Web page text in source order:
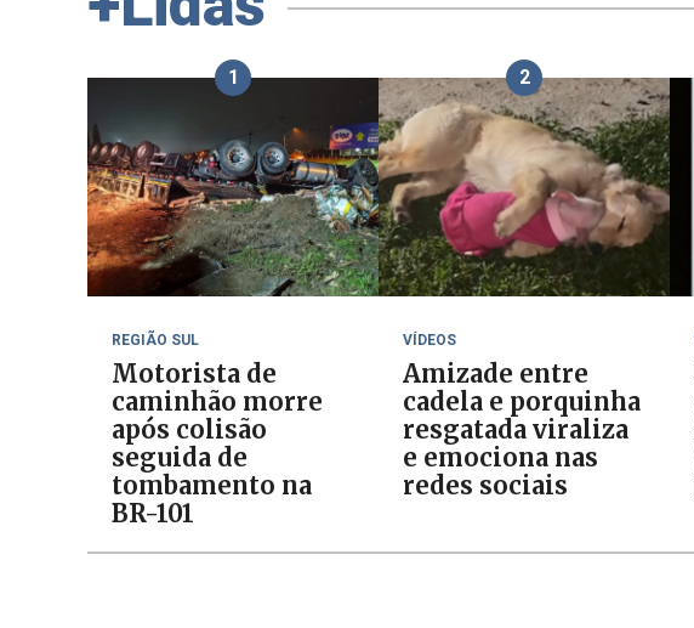
1
REGIÃO SUL
Motorista de
caminhão morre
após colisão
seguida de
tombamento na
BR-101
2
VÍDEOS
Amizade entre
cadela e porquinha
resgatada viraliza
e emociona nas
redes sociais